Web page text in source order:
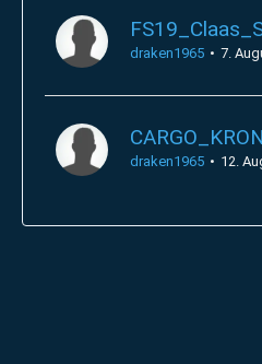
draken1965 7.
draken1965 12.